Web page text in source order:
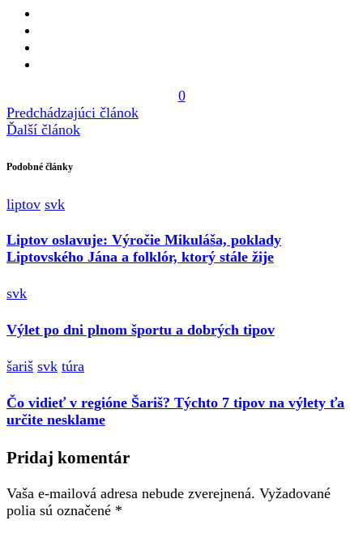
0
Predchádzajúci článok
Ďalší článok
Podobné články
liptov svk
Liptov oslavuje: Výročie Mikuláša, poklady
Liptovského Jána a folklór, ktorý stále žije
svk
Výlet po dni plnom športu a dobrých tipov
šariš svk túra
Čo vidieť v regióne Šariš? Týchto 7 tipov na výlety ťa
určite nesklame
Pridaj komentár
Vaša e-mailová adresa nebude zverejnená. Vyžadované
polia sú označené *